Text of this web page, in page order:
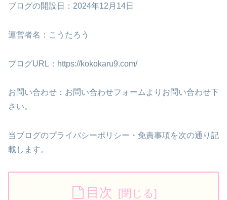
ブログの開設日：2024年12月14日
運営者名：こうたろう
ブログURL：https://kokokaru9.com/
お問い合わせ：お問い合わせフォームよりお問い合わせ下
さい。
当ブログのプライバシーポリシー・免責事項を次の通り記
載します。
目次